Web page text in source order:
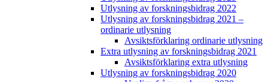
Utlysning av forskningsbidrag 2022
Utlysning av forskningsbidrag 2021 –
ordinarie utlysning
Avsiktsförklaring ordinarie utlysning
Extra utlysning av forskningsbidrag 2021
Avsiktsförklaring extra utlysning
Utlysning av forskningsbidrag 2020